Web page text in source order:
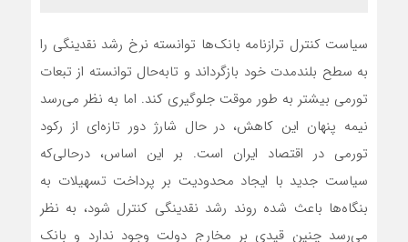
سیاست کنترل ترازنامه بانک‌ها توانسته نرخ رشد نقدینگی را
به سطح بلندمدت خود بازگرداند و تا‌به‌حال توانسته از تبعات
تورمی بیشتر به طور موقت جلوگیری کند. اما به نظر می‌رسد
نیمه پنهان این کاهش، در حال شارژ دور تازه‌ای از رکود
تورمی در اقتصاد ایران است. بر این اساس، در‌حالی‌که
سیاست جدید با ایجاد محدودیت بر پرداخت تسهیلات به
بنگاه‌ها باعث شده روند رشد نقدینگی کنترل شود، به نظر
می‌رسد چنین قیدی بر مخارج دولت وجود ندارد و بانک